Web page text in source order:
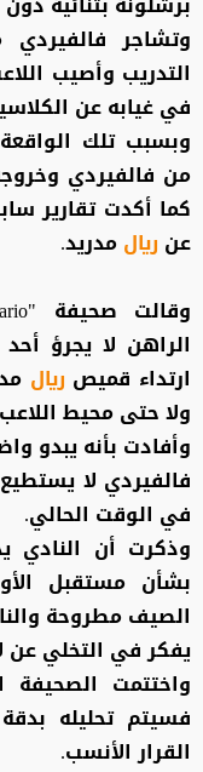
وتشاجر
التدريب وأصيب
في غيابه عن
وبسبب تلك
من فالفيردي
كما أكدت تقارير
عن ريالمدريد.
الراهن لا يجرؤ
ارتداء قميص ريال
ولا حتى محيط
وأفادت بأنه يبدو
فالفيردي لا
في الوقت الحالي.
وذكرت أن النادي
بشأن مستقبل
الصيف مطروحة
يفكر في التخلي عن
واختتمت
فسيتم تحليله
القرار الأنسب.